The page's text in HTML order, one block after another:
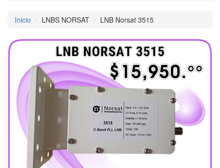
Inicio LNBS NORSAT LNB Norsat 3515